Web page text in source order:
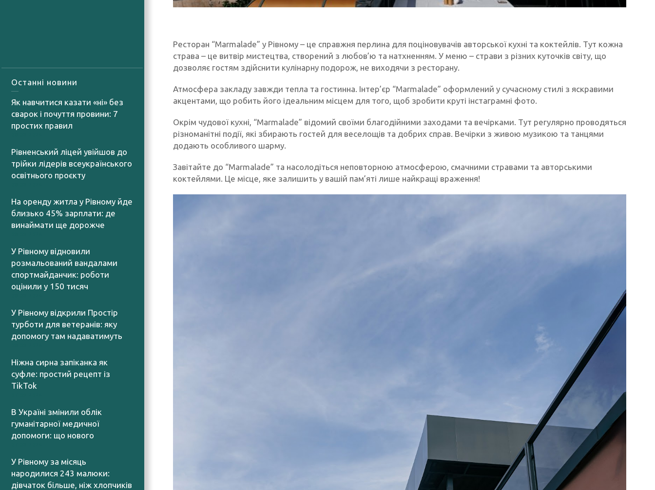
Останні новини
Як навчитися казати «ні» без
сварок і почуття провини: 7
простих правил
Рівненський ліцей увійшов до
трійки лідерів всеукраїнського
освітнього проєкту
На оренду житла у Рівному йде
близько 45% зарплати: де
винаймати ще дорожче
У Рівному відновили
розмальований вандалами
спортмайданчик: роботи
оцінили у 150 тисяч
У Рівному відкрили Простір
турботи для ветеранів: яку
допомогу там надаватимуть
Ніжна сирна запіканка як
суфле: простий рецепт із
TikTok
В Україні змінили облік
гуманітарної медичної
допомоги: що нового
У Рівному за місяць
народилися 243 малюки:
дівчаток більше, ніж хлопчиків
Ресторан “Marmalade” у Рівному – це справжня перлина для поціновувачів авторської кухні та коктейлів. Тут кожна
страва – це витвір мистецтва, створений з любов’ю та натхненням. У меню – страви з різних куточків світу, що
дозволяє гостям здійснити кулінарну подорож, не виходячи з ресторану.
Атмосфера закладу завжди тепла та гостинна. Інтер’єр “Marmalade” оформлений у сучасному стилі з яскравими
акцентами, що робить його ідеальним місцем для того, щоб зробити круті інстаграмні фото.
Окрім чудової кухні, “Marmalade” відомий своїми благодійними заходами та вечірками. Тут регулярно проводяться
різноманітні події, які збирають гостей для веселощів та добрих справ. Вечірки з живою музикою та танцями
додають особливого шарму.
Завітайте до “Marmalade” та насолодіться неповторною атмосферою, смачними стравами та авторськими
коктейлями. Це місце, яке залишить у вашій пам’яті лише найкращі враження!